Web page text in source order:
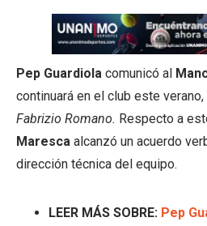
Pep Guardiola comunicó al
continuará en el club este
Fabrizio Romano. Respecto a
Maresca alcanzó un acuerdo
dirección técnica del equipo.
LEER MÁS SOBRE: Pep